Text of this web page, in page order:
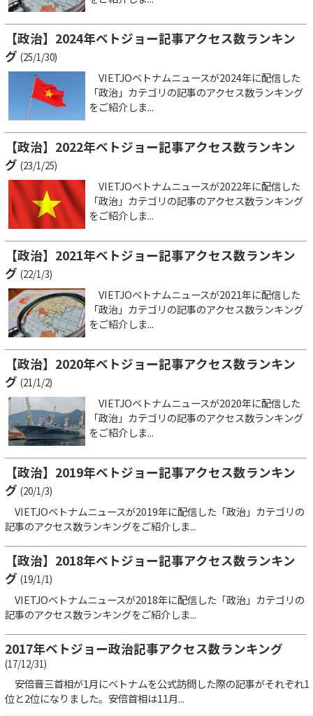
【政治】2024年ベトジョー記事アクセス数ランキン
グ (25/1/30)
VIETJOベトナムニュースが2024年に配信した
「政治」カテゴリの記事のアクセス数ランキング
をご紹介しま...
【政治】2022年ベトジョー記事アクセス数ランキン
グ (23/1/25)
VIETJOベトナムニュースが2022年に配信した
「政治」カテゴリの記事のアクセス数ランキング
をご紹介しま...
【政治】2021年ベトジョー記事アクセス数ランキン
グ (22/1/3)
VIETJOベトナムニュースが2021年に配信した
「政治」カテゴリの記事のアクセス数ランキング
をご紹介しま...
【政治】2020年ベトジョー記事アクセス数ランキン
グ (21/1/2)
VIETJOベトナムニュースが2020年に配信した
「政治」カテゴリの記事のアクセス数ランキング
をご紹介しま...
【政治】2019年ベトジョー記事アクセス数ランキン
グ (20/1/3)
VIETJOベトナムニュースが2019年に配信した「政治」カテゴリの
記事のアクセス数ランキングをご紹介しま...
【政治】2018年ベトジョー記事アクセス数ランキン
グ (19/1/1)
VIETJOベトナムニュースが2018年に配信した「政治」カテゴリの
記事のアクセス数ランキングをご紹介しま...
2017年ベトジョー政治記事アクセス数ランキング
(17/12/31)
安倍晋三首相が1月にベトナムを公式訪問した際の記事がそれぞれ1
位と2位になりました。安倍首相は11月...